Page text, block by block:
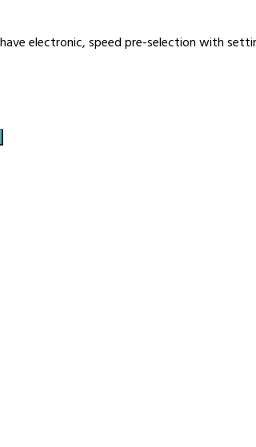
electronic, speed pre-selection with